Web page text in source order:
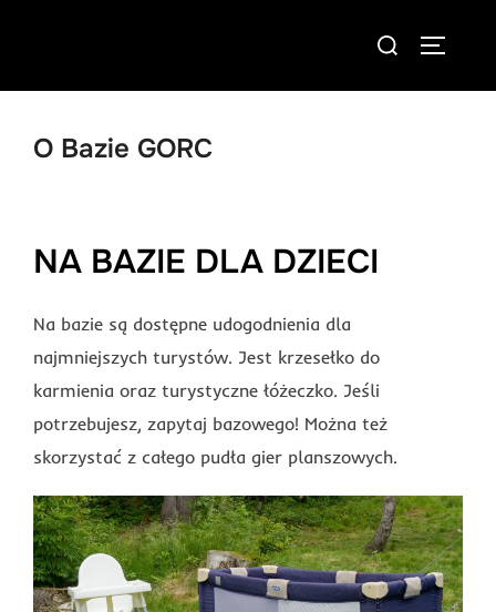
Search
O Bazie GORC
NA BAZIE DLA DZIECI
Na bazie są dostępne udogodnienia dla
najmniejszych turystów. Jest krzesełko do
karmienia oraz turystyczne łóżeczko. Jeśli
potrzebujesz, zapytaj bazowego! Można też
skorzystać z całego pudła gier planszowych.